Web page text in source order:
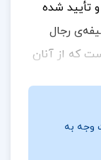
تأیید شده
رجال
که از آنان
با سبکی
شده است.
به انتشار
وجه به